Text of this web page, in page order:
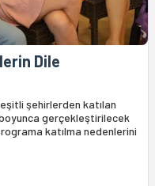
Dile
şehirlerden katılan
gerçekleştirilecek
katılma nedenlerini